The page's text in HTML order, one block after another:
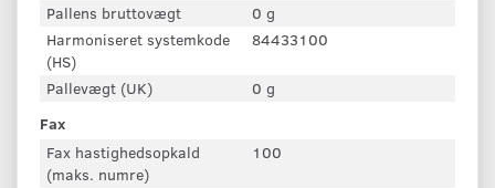
Pallens bruttovægt
0 g
Harmoniseret systemkode
(HS)
84433100
Pallevægt (UK)
0 g
Fax
Fax hastighedsopkald
(maks. numre)
100